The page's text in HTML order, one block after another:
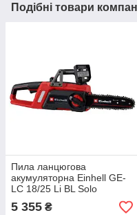
Подібні товари
Пила ланцюгова
акумуляторна Einhell GE-
LC 18/25 Li BL Solo
(4600070)
5 355 ₴